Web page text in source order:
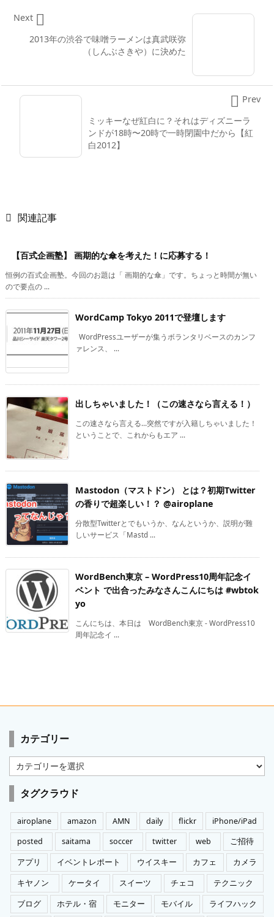
2013年の渋谷で味噌ラーメンは真武咲弥
（しんぶさきや）に決めた

Next
ミッキーなぜ紅白に？それはディズニーラ
ンドが18時〜20時で一時閉園中だから【紅
白2012】
 Prev
 関連記事
【百式企画塾】 画期的な傘を考えた！に応募する！
恒例の百式企画塾。今回のお題は「 画期的な傘」です。ちょっと時間が無い
ので要点の ...
WordCamp Tokyo 2011で登壇します
WordPressユーザーが集うボランタリベースのカンフ
ァレンス、 ...
出しちゃいました！（この速さなら言える！）
この速さなら言える…突然ですが入籍しちゃいました！
ということで、これからもエア ...
Mastodon（マストドン） とは？初期Twitter
の香りで超楽しい！？ @airoplane
分散型Twitterとでもいうか、なんというか、説明が難
しいサービス「Mastd ...
WordBench東京 – WordPress10周年記念イ
ベント で出合ったみなさんこんにちは #wbtok
yo
こんにちは、本日は WordBench東京 - WordPress10
周年記念イ ...
カテゴリー
カ
テ
ゴ
リ
ー
タグクラウド
airoplane amazon AMN daily flickr
iPhone/iPad
posted
saitama soccer twitter web
ご招待
アプリ
イベントレポート ウイスキー カフェ
カメラ
キヤノン
ケータイ スイーツ チェコ
テクニック
ブログ
ホテル・宿 モニター モバイル
ライフハック